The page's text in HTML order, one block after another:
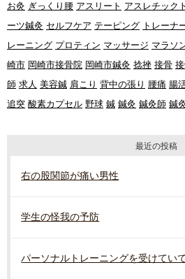
お灸 ぎっくり腰 アスリート アスレチック
ーツ鍼灸 セルフケア テーピング トレーナ
レーニング プロティン マッサージ マラソ
崎市 岡崎市接骨院 岡崎市鍼灸 捻挫 接骨
師 求人 美容鍼 肩こり 背中の張り 腰痛 腸
追突 酸素カプセル 野球 鍼 鍼灸 鍼灸師 鍼
最近の投稿
右の股関節が痛い男性
学生の怪我の予防
パーソナルトレーニングを受けてい